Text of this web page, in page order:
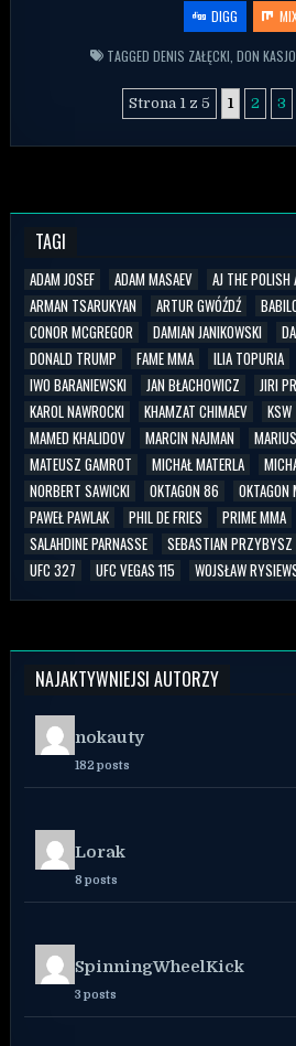
DIGG
TAGGED DENIS ZAŁĘCKI DON KASJO
Strona 1 z 5 1 2 3
TAGI
ADAM JOSEF ADAM MASAEV
AJ THE POLISH
ARMAN TSARUKYAN
ARTUR GWÓŹDŹ
CONOR MCGREGOR
DAMIAN JANIKOWSKI
DONALD TRUMP
FAME MMA ILIA TOPURIA
IWO BARANIEWSKI
JAN BŁACHOWICZ JIRI
KAROL NAWROCKI
KHAMZAT CHIMAEV KSW
MAMED KHALIDOV
MARCIN NAJMAN
MATEUSZ GAMROT
MICHAŁ MATERLA
NORBERT SAWICKI
OKTAGON 86 OKTAGON
PAWEŁ PAWLAK
PHIL DE FRIES PRIME MMA
SALAHDINE PARNASSE
SEBASTIAN PRZYBYSZ
UFC 327
UFC VEGAS 115 WOJSŁAW
NAJAKTYWNIEJSI AUTORZY
nokauty
182 posts
Lorak
8 posts
SpinningWheelKick
3 posts